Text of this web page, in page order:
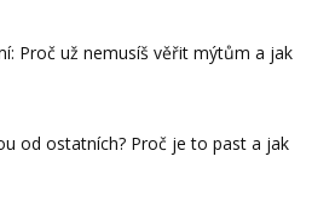
Proč už nemusíš věřit mýtům a jak
od ostatních? Proč je to past a jak